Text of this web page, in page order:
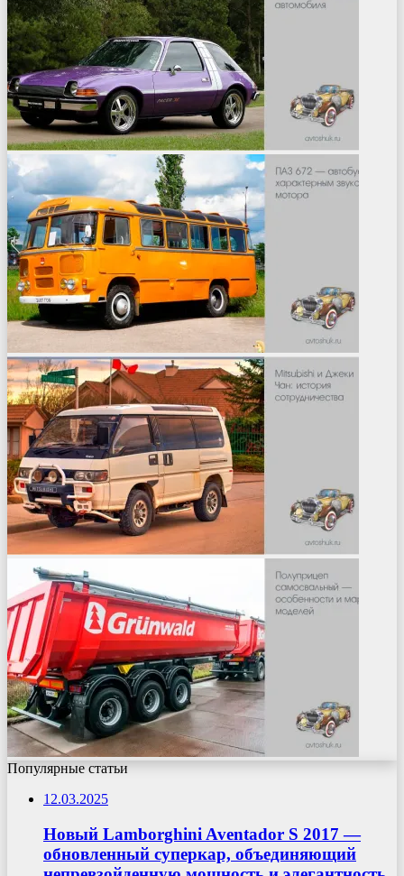
Популярные статьи
12.03.2025
Новый Lamborghini Aventador S 2017 —
обновленный суперкар, объединяющий